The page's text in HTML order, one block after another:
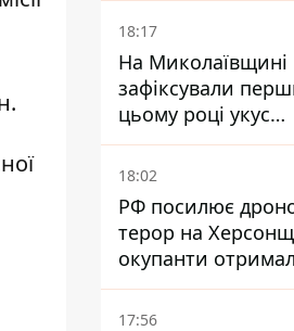
18:17
На Миколаївщині
зафіксували
цьому році укус
небезпечного
18:02
РФ посилює
терор на
окупанти
вільно полювати
17:56